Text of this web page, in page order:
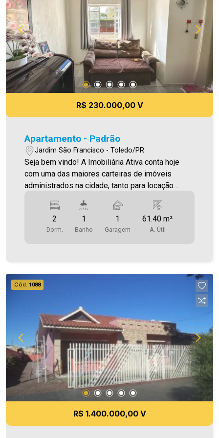
R$ 230.000,00 V
Apartamento - Padrão
Jardim São Francisco - Toledo/PR
Seja bem vindo! A Imobiliária Ativa conta hoje
com uma das maiores carteiras de imóveis
administrados na cidade, tanto para locação
opções! Apartamento Localizado no Jardim São
Francisco. O Imóvel conta com: - Sala de Estar -
Cozinha - 02 Quartos - WC social - Área de
novo lar É AGORA! Imobiliária Ativa, sinta-se em
casa!
2
Dorm.
1
Banho
1
Garagem
61.40 m²
A. Útil
Cód. 1088
R$ 1.400.000,00 V